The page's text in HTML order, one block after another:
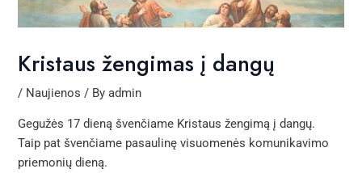
Kristaus žengimas į dangų
/ Naujienos / Byadmin
Gegužės 17 dieną švenčiame Kristaus žengimą į dangų.
Taip pat švenčiame pasaulinę visuomenės komunikavimo
priemonių dieną.